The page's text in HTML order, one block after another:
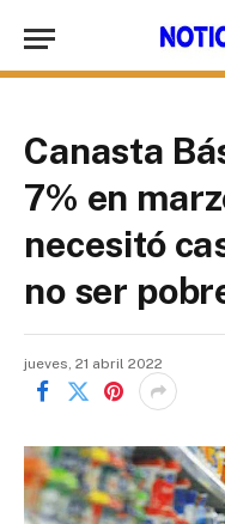
Canasta
7% en
necesitó
no ser
jueves, 21 abril 2022